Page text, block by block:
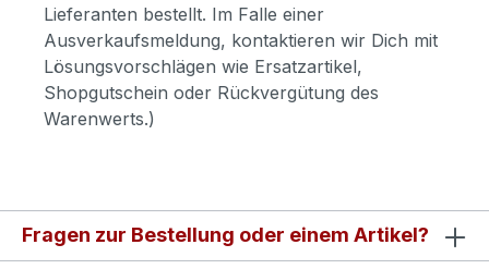
Lieferanten bestellt. Im Falle einer
Ausverkaufsmeldung, kontaktieren wir Dich mit
Lösungsvorschlägen wie Ersatzartikel,
Shopgutschein oder Rückvergütung des
Warenwerts.)
Fragen zur Bestellung oder einem Artikel?